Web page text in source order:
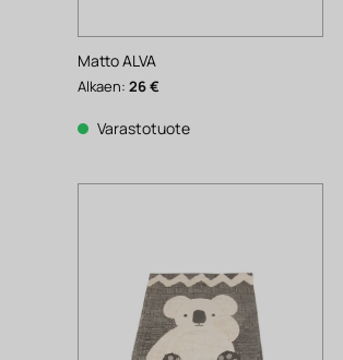
Matto ALVA
Alkaen: 26€
Varastotuote